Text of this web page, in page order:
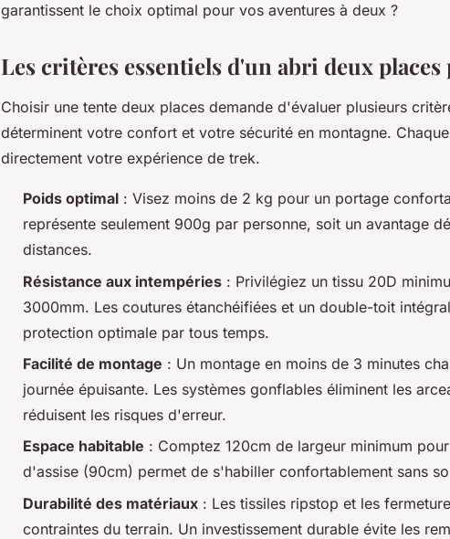
garantissent le choix optimal pour vos aventures à deux ?
Les critères essentiels d'un abri deux
Choisir une tente deux places demande d'évaluer plusieurs
déterminent votre confort et votre sécurité en montagne.
directement votre expérience de trek.
Poids optimal : Visez moins de 2 kg pour un portage
représente seulement 900g par personne, soit un avantage
distances.
Résistance aux intempéries : Privilégiez un tissu 20D
3000mm. Les coutures étanchéifiées et un double-toit
protection optimale par tous temps.
Facilité de montage : Un montage en moins de 3 minutes
journée épuisante. Les systèmes gonflables éliminent les
réduisent les risques d'erreur.
Espace habitable : Comptez 120cm de largeur minimum
d'assise (90cm) permet de s'habiller confortablement sans
Durabilité des matériaux : Les tissiles ripstop et les
contraintes du terrain. Un investissement durable évite les